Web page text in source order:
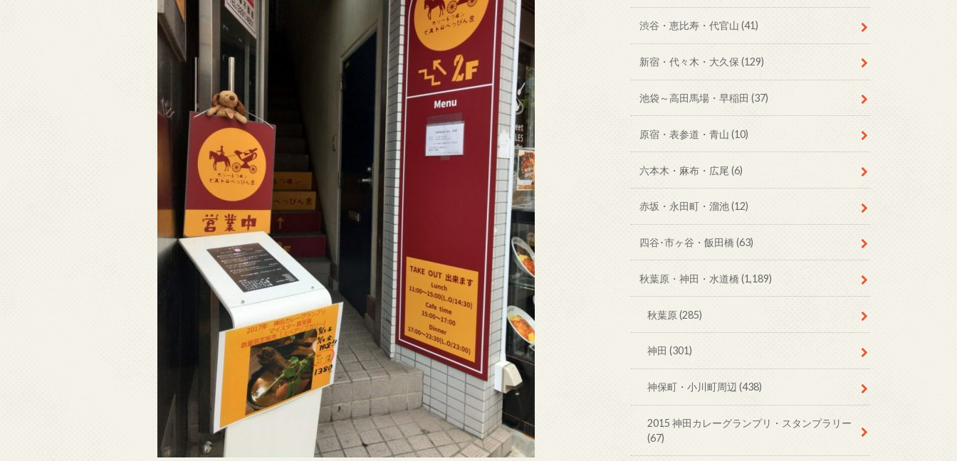
渋谷・恵比寿・代官山 (41)
新宿・代々木・大久保 (129)
池袋～高田馬場・早稲田 (37)
原宿・表参道・青山 (10)
六本木・麻布・広尾 (6)
赤坂・永田町・溜池(12)
四谷･市ヶ谷・飯田橋 (63)
秋葉原・神田・水道橋 (1,189)
秋葉原(285)
神田(301)
神保町・小川町周辺(438)
2015 神田カレーグランプリ・スタンプラリー
(67)